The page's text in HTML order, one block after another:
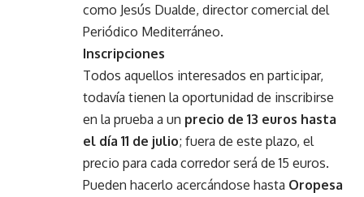
como Jesús Dualde, director comercial del
Periódico Mediterráneo.
Inscripciones
Todos aquellos interesados en participar,
todavía tienen la oportunidad de inscribirse
en la prueba a un precio de 13 euros hasta
el día 11 de julio; fuera de este plazo, el
precio para cada corredor será de 15 euros.
Pueden hacerlo acercándose hasta Oropesa